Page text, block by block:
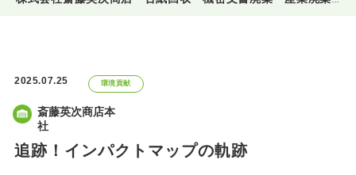
2025.07.25 環境貢献
斎藤英次商店本
社
追跡！インパクトマップの軌跡